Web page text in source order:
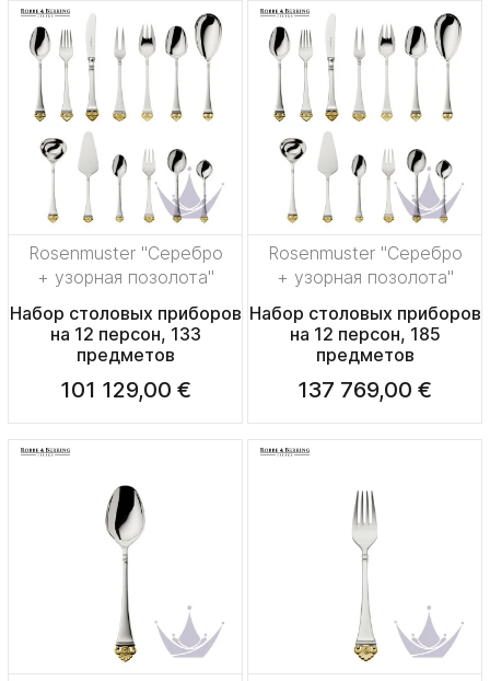
Rosenmuster "Серебро
+ узорная позолота"
Набор столовых приборов
на 12 персон, 133
предметов
101 129,00 €
Rosenmuster "Серебро
+ узорная позолота"
Набор столовых приборов
на 12 персон, 185
предметов
137 769,00 €